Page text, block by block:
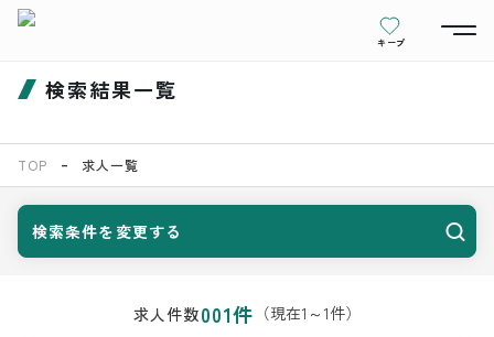
キープ
検索結果一覧
TOP 求人一覧
検索条件を変更する
求人件数001件 （現在1 ～1件）